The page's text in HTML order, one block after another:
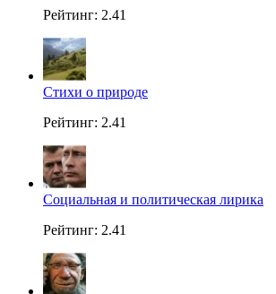
Рейтинг: 2.41
Стихи о природе
Рейтинг: 2.41
Социальная и политическая лирика
Рейтинг: 2.41